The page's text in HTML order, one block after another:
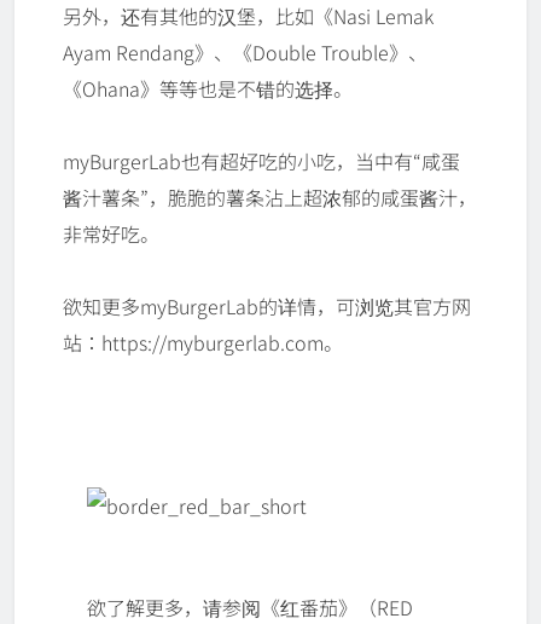
另外，还有其他的汉堡，比如《Nasi Lemak
Ayam Rendang》、《Double Trouble》、
《Ohana》等等也是不错的选择。
myBurgerLab也有超好吃的小吃，当中有“咸蛋
酱汁薯条”，脆脆的薯条沾上超浓郁的咸蛋酱汁，
非常好吃。
欲知更多myBurgerLab的详情，可浏览其官方网
站：https://myburgerlab.com。
欲了解更多，请参阅《红番茄》（RED